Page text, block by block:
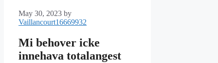
May 30, 2023 by
Vaillancourt16669932
Mi behover icke
innehava totalangest